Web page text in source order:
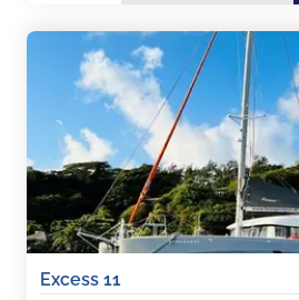
Excess 11